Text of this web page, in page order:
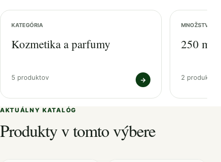
KATEGÓRIA
Kozmetika a parfumy
5 produktov →
MNOŽSTVO
250 ml
2 produktov
AKTUÁLNY KATALÓG
Produkty v tomto výbere